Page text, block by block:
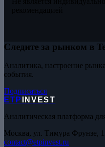
Следите за рынком в
Аналитика, настроение
события.
Подписаться
ETP
INVEST
Аналитическая платформа
Москва, ул. Тимура Фрунзе,
contact@etpinvest.ru